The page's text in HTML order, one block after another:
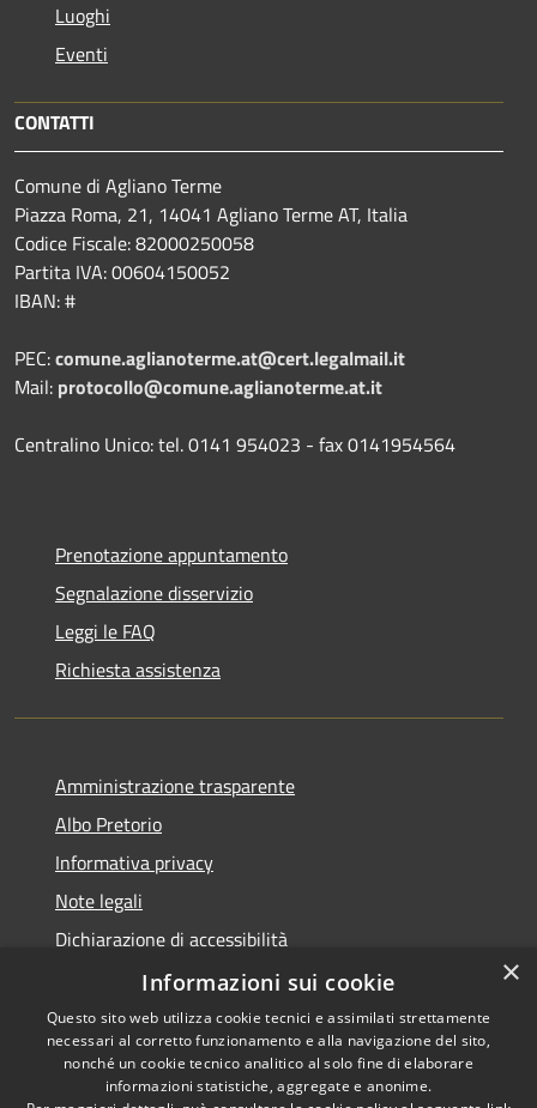
Luoghi
Eventi
CONTATTI
Comune di Agliano Terme
Piazza Roma, 21, 14041 Agliano Terme AT, Italia
Codice Fiscale: 82000250058
Partita IVA: 00604150052
IBAN: #
PEC:comune.aglianoterme.at@cert.legalmail.it
Mail: protocollo@comune.aglianoterme.at.it
Centralino Unico: tel. 0141 954023 - fax 0141954564
Prenotazione appuntamento
Segnalazione disservizio
Leggi le FAQ
Richiesta assistenza
Amministrazione trasparente
Albo Pretorio
Informativa privacy
Note legali
Dichiarazione di accessibilità
Accessibilità
Comune convenzionato
Astigov
×
Informazioni sui cookie
Questo sito web utilizza cookie tecnici e assimilati strettamente
necessari al corretto funzionamento e alla navigazione del sito,
nonché un cookie tecnico analitico al solo fine di elaborare
informazioni statistiche, aggregate e anonime.